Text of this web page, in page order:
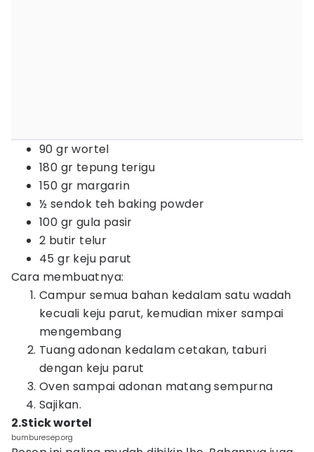
90 gr wortel
180 gr tepung terigu
150 gr margarin
½ sendok teh baking powder
100 gr gula pasir
2 butir telur
45 gr keju parut
Cara membuatnya:
Campur semua bahan kedalam satu wadah
kecuali keju parut, kemudian mixer sampai
mengembang
Tuang adonan kedalam cetakan, taburi
dengan keju parut
Oven sampai adonan matang sempurna
Sajikan.
2.Stick wortel
bumburesep.org